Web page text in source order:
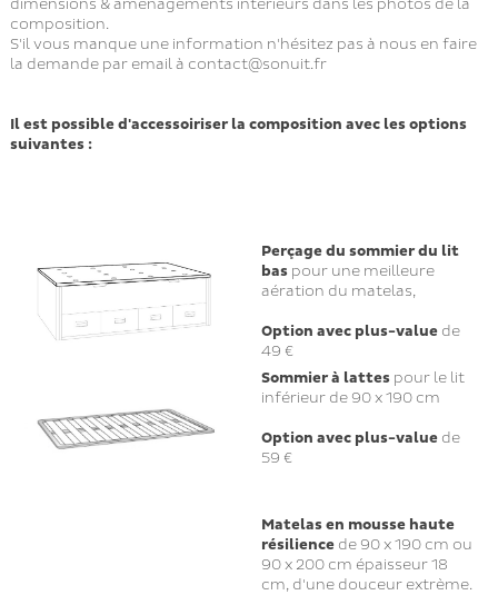
dimensions & aménagements intérieurs dans les photos de la
composition.
S'il vous manque une information n'hésitez pas à nous en faire
la demande par email à contact@sonuit.fr
Il est possible d'accessoiriser la composition avec les options
suivantes :
Perçage du sommier du lit
bas pour une meilleure
aération du matelas,
Option avec plus-value de
49 €
Sommier à lattes pour le lit
inférieur de 90 x 190 cm
Option avec plus-valuede
59 €
Matelas en moussehaute
résiliencede 90 x 190 cm ou
90 x 200 cm épaisseur 18
cm, d'une douceur extrème.